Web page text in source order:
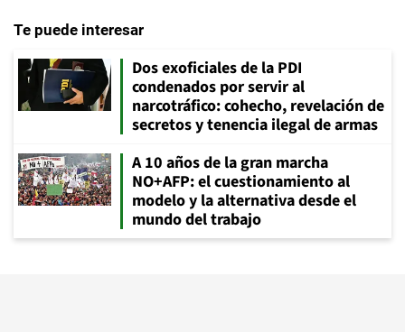
Te puede interesar
Dos exoficiales de la PDI
condenados por servir al
narcotráfico: cohecho, revelación de
secretos y tenencia ilegal de armas
A 10 años de la gran marcha
NO+AFP: el cuestionamiento al
modelo y la alternativa desde el
mundo del trabajo